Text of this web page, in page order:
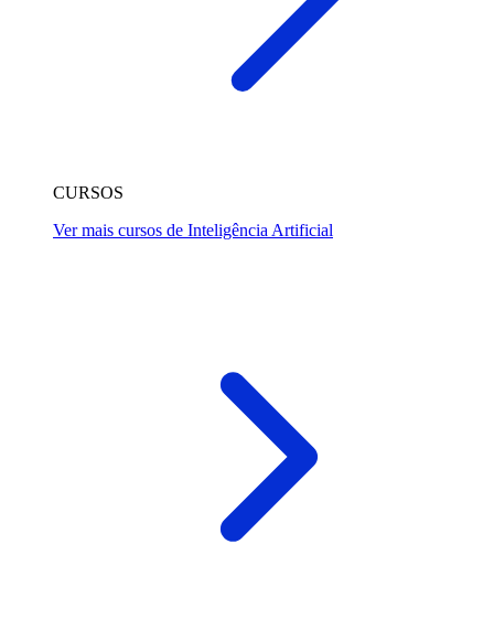
CURSOS
Ver mais cursos de Inteligência Artificial